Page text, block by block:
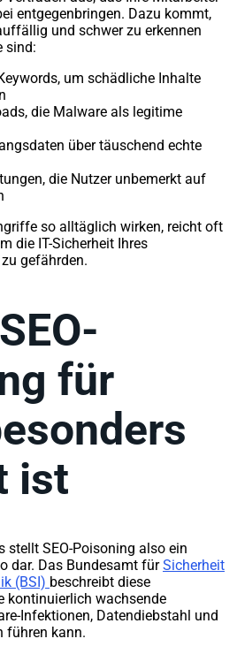
entgegenbringen. Dazu kommt,
und schwer zu erkennen
sind:
um schädliche Inhalte
die Malware als legitime
über täuschend echte
die Nutzer unbemerkt auf
so alltäglich wirken, reicht oft
die IT-Sicherheit Ihres
gefährden.
für
ist
stellt SEO-Poisoning also ein
dar. Das Bundesamt fürSicherheit
(BSI) beschreibt diese
kontinuierlich wachsende
Infektionen, Datendiebstahl und
führen kann.